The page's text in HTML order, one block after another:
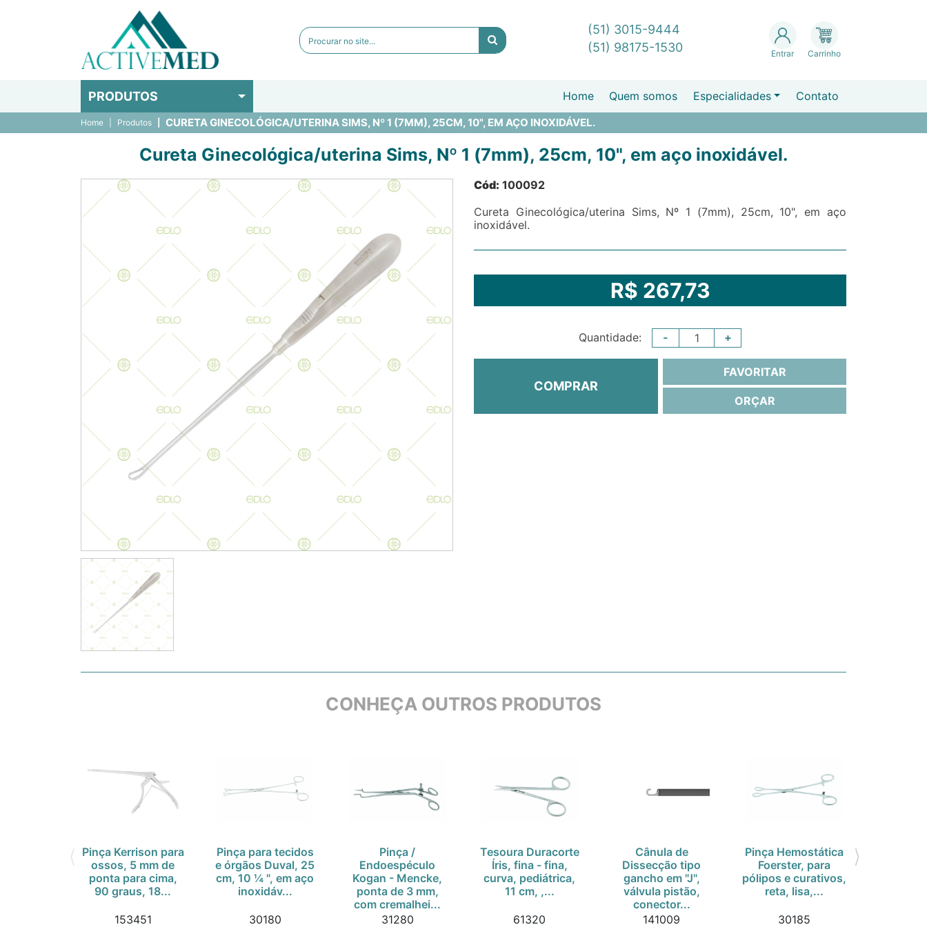
(51) 3015-9444
(51) 98175-1530
Entrar Carrinho
PRODUTOS Home Quem somos Especialidades Contato
Home Produtos CURETA GINECOLÓGICA/UTERINA SIMS, Nº 1 (7MM), 25CM, 10", EM AÇO INOXIDÁVEL.
Cureta Ginecológica/uterina Sims, Nº 1 (7mm), 25cm, 10", em aço inoxidável.
Cód: 100092
Cureta Ginecológica/uterina Sims, Nº 1 (7mm), 25cm, 10", em aço
inoxidável.
R$ 267,73
Quantidade: - +
COMPRAR
FAVORITAR
ORÇAR
CONHEÇA OUTROS PRODUTOS
Pinça Kerrison para
ossos, 5 mm de
ponta para cima,
90 graus, 18...
153451
Pinça para tecidos
e órgãos Duval, 25
cm, 10 ¼ ", em aço
inoxidáv...
30180
Pinça /
Endoespéculo
Kogan - Mencke,
ponta de 3 mm,
com cremalhei...
31280
Tesoura Duracorte
Íris, fina - fina,
curva, pediátrica,
11 cm, ,...
61320
Cânula de
Dissecção tipo
gancho em "J",
válvula pistão,
conector...
141009
Pinça Hemostática
Foerster, para
pólipos e curativos,
reta, lisa,...
30185